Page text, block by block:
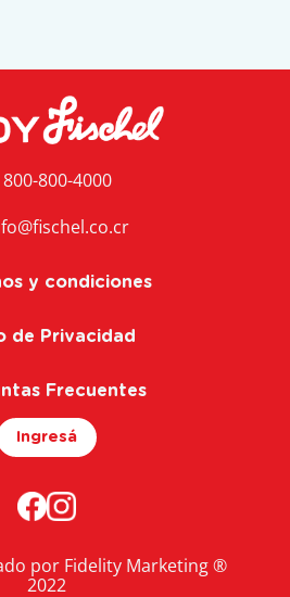
800-800-4000
y condiciones
de Privacidad
Frecuentes
Ingresá
por Fidelity Marketing ®
2022